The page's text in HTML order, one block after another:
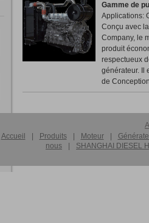
Gamme de
Applications:
Conçu avec
Company, le
produit
respectueux
générateur. Il
de
Accueil
Produits Moteur
nous
SHANGHAI DIESEL